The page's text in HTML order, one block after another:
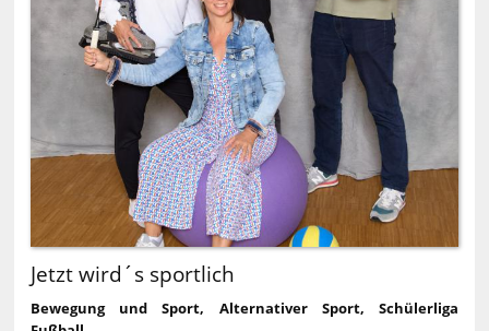
Jetzt wird´s sportlich
Bewegung und Sport, Alternativer Sport, Schülerliga